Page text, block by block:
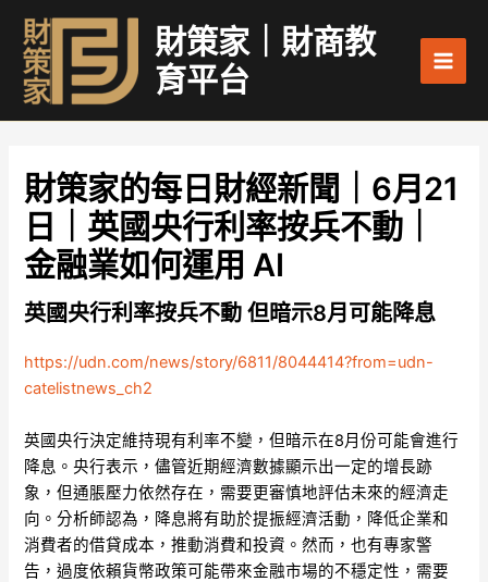
內
財策家｜財商教
育平台
財策家的每日財經新聞｜6月21
日｜英國央行利率按兵不動｜
金融業如何運用 AI
英國央行利率按兵不動 但暗示8月可能降息
https://udn.com/news/story/6811/8044414?from=udn-
catelistnews_ch2
英國央行決定維持現有利率不變，但暗示在8月份可能會進行
降息。央行表示，儘管近期經濟數據顯示出一定的增長跡
象，但通脹壓力依然存在，需要更審慎地評估未來的經濟走
向。分析師認為，降息將有助於提振經濟活動，降低企業和
消費者的借貸成本，推動消費和投資。然而，也有專家警
告，過度依賴貨幣政策可能帶來金融市場的不穩定性，需要